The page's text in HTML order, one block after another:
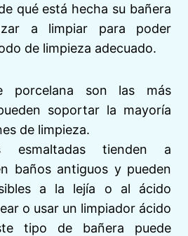
qué está hecha su bañera
a limpiar para poder
de limpieza adecuado.
porcelana son las más
soportar la mayoría
de limpieza.
esmaltadas tienden a
baños antiguos y pueden
a la lejía o al ácido
o usar un limpiador ácido
tipo de bañera puede